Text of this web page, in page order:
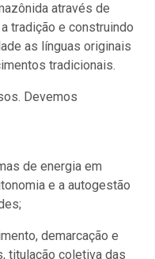
através de
tradição e construindo
as línguas originais
tradicionais.
Devemos
de energia em
e a autogestão
demarcação e
titulação coletiva das